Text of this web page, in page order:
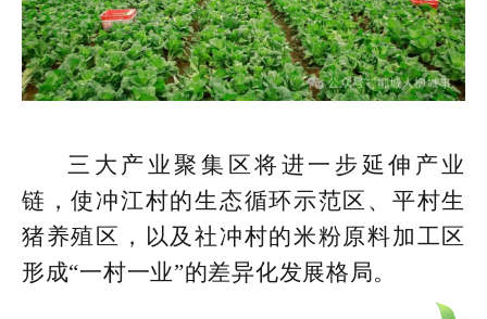
三大产业聚集区将进一步延伸产业
链，使冲江村的生态循环示范区、平村生
猪养殖区，以及社冲村的米粉原料加工区
形成“一村一业”的差异化发展格局。